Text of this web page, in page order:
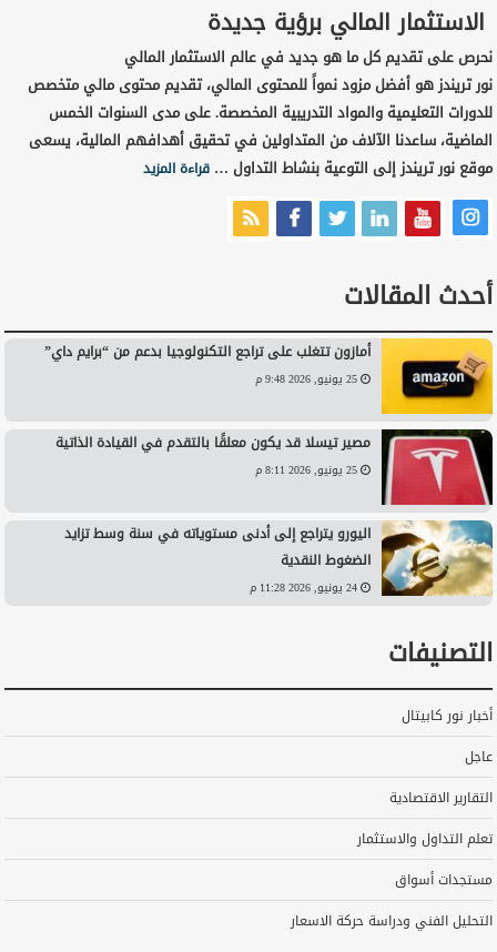
الاستثمار المالي برؤية جديدة
نحرص على تقديم كل ما هو جديد في عالم الاستثمار المالي
نور تريندز هو أفضل مزود نمواً للمحتوى المالي، تقديم محتوى مالي متخصص
للدورات التعليمية والمواد التدريبية المخصصة. على مدى السنوات الخمس
الماضية، ساعدنا الآلاف من المتداولين في تحقيق أهدافهم المالية، يسعى
موقع نور تريندز إلى التوعية بنشاط التداول …قراءة المزيد
أحدث المقالات
أمازون تتغلب على تراجع التكنولوجيا بدعم من “برايم داي”
25 يونيو, 2026 9:48 م
مصير تيسلا قد يكون معلقًا بالتقدم في القيادة الذاتية
25 يونيو, 2026 8:11 م
اليورو يتراجع إلى أدنى مستوياته في سنة وسط تزايد
الضغوط النقدية
24 يونيو, 2026 11:28 م
التصنيفات
أخبار نور كابيتال
عاجل
التقارير الاقتصادية
تعلم التداول والاستثمار
مستجدات أسواق
التحليل الفني ودراسة حركة الاسعار